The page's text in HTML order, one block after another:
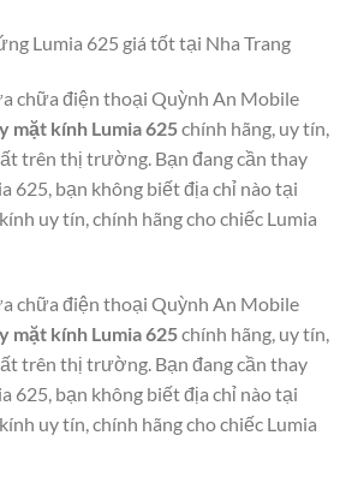
Lumia 625 giá tốt tại Nha Trang
chữa điện thoại Quỳnh An Mobile
mặt kính Lumia 625chính hãng, uy tín,
trên thị trường. Bạn đang cần thay
625, bạn không biết địa chỉ nào tại
uy tín, chính hãng cho chiếc Lumia
chữa điện thoại Quỳnh An Mobile
mặt kính Lumia 625chính hãng, uy tín,
trên thị trường. Bạn đang cần thay
625, bạn không biết địa chỉ nào tại
uy tín, chính hãng cho chiếc Lumia